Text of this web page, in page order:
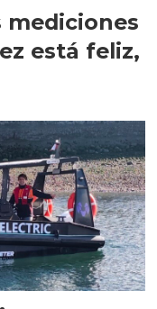
mediciones
está feliz,